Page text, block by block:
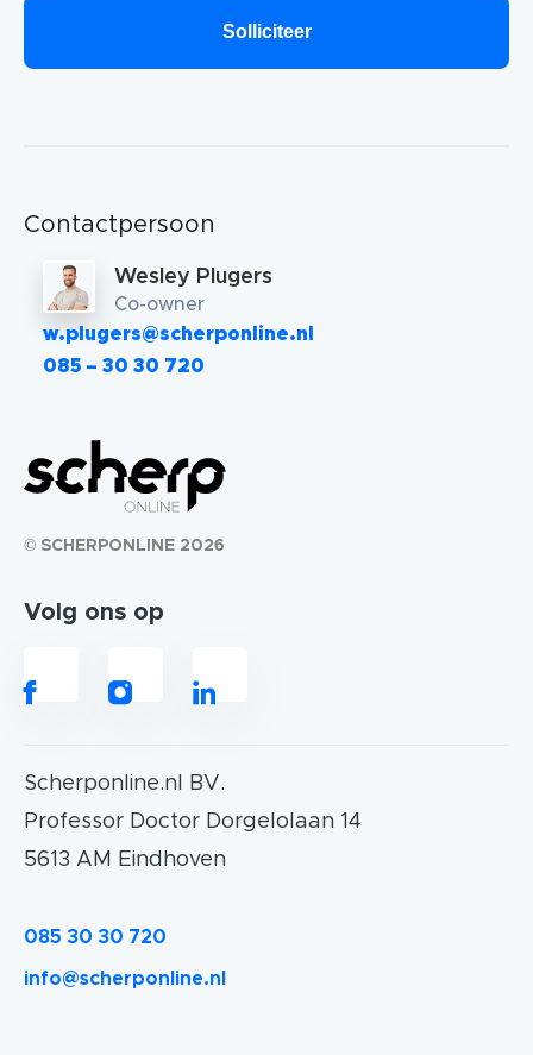
Contactpersoon
Wesley Plugers
Co-owner
w.plugers@scherponline.nl
085 – 30 30 720
© SCHERPONLINE 2026
Volg ons op
Scherponline.nl BV.
Professor Doctor Dorgelolaan 14
5613 AM Eindhoven
085 30 30 720
info@scherponline.nl